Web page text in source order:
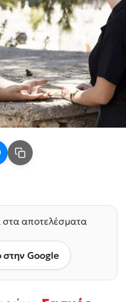
αποτελέσματα
στην Google